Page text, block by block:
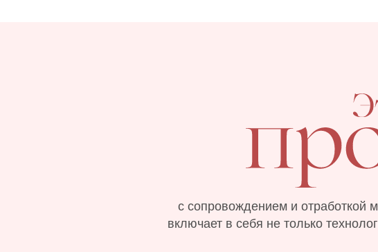
с сопровождением и отработкой
включает в себя не только